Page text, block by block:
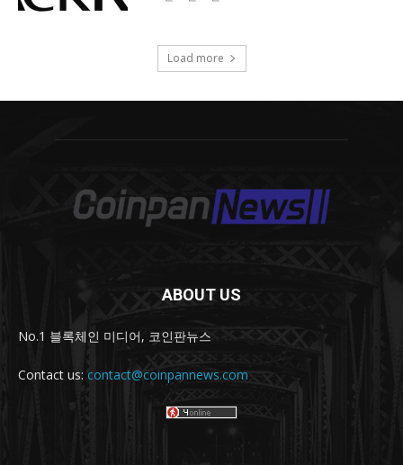
ABOUT US
No.1 블록체인 미디어, 코인판뉴스
Contact us: contact@coinpannews.com